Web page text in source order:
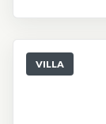
VILLA